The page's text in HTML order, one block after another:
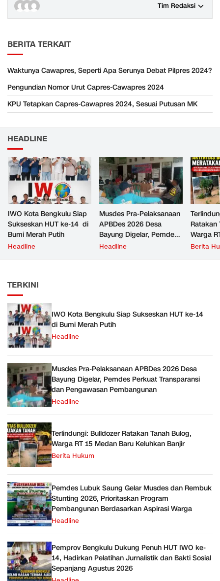
Tim Redaksi
BERITA TERKAIT
Waktunya Cawapres, Seperti Apa Serunya Debat Pilpres 2024?
Pengundian Nomor Urut Capres-Cawapres 2024
KPU Tetapkan Capres-Cawapres 2024, Sesuai Putusan MK
HEADLINE
IWO Kota Bengkulu Siap
Sukseskan HUT ke-14 di
Bumi Merah Putih
Headline
Musdes Pra-Pelaksanaan
APBDes 2026 Desa
Bayung Digelar, Pemdes
Perkuat Transparansi dan
Headline
Ratakan
Warga
Berita
TERKINI
IWO Kota Bengkulu Siap Sukseskan HUT ke-14
di Bumi Merah Putih
Headline
Musdes Pra-Pelaksanaan APBDes 2026 Desa
Bayung Digelar, Pemdes Perkuat Transparansi
dan Pengawasan Pembangunan
Headline
Terlindungi: Bulldozer Ratakan Tanah Bulog,
Warga RT 15 Medan Baru Keluhkan Banjir
Berita Hukum
Pemdes Lubuk Saung Gelar Musdes dan Rembuk
Stunting 2026, Prioritaskan Program
Pembangunan Berdasarkan Aspirasi Warga
Headline
Pemprov Bengkulu Dukung Penuh HUT IWO ke-
14, Hadirkan Pelatihan Jurnalistik dan Bakti Sosial
Sepanjang Agustus 2026